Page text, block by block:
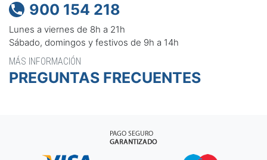
 900 154 218
Lunes a viernes de 8h a 21h
Sábado, domingos y festivos de 9h a 14h
MÁS INFORMACIÓN
PREGUNTAS FRECUENTES